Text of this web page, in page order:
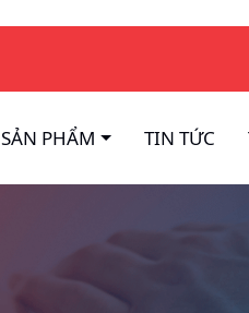
SẢN PHẨM TIN TỨC